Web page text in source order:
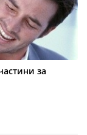
за